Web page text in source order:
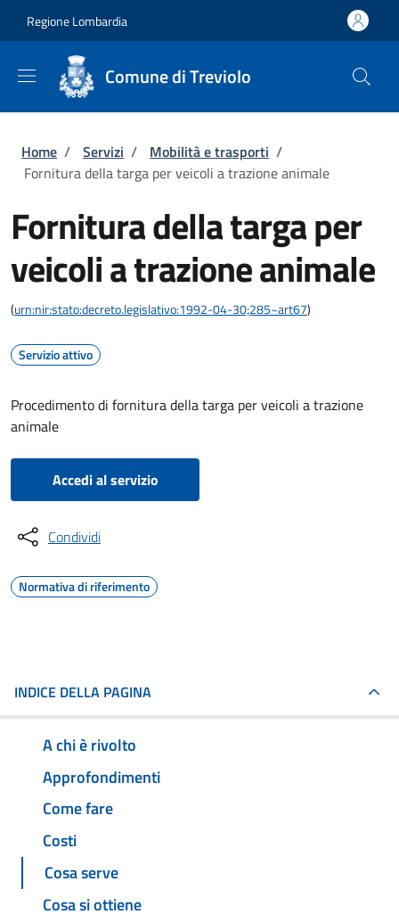
Regione Lombardia
Comune di Treviolo
Briciole di pane
Home / Servizi / Mobilità e trasporti /
Fornitura della targa per veicoli a trazione animale
Fornitura della targa per
veicoli a trazione animale
(urn:nir:stato:decreto.legislativo:1992-04-30;285~art67)
Servizio attivo
Procedimento di fornitura della targa per veicoli a trazione
animale
Accedi al servizio
Condividi
Normativa di riferimento
INDICE DELLA PAGINA
A chi è rivolto
Approfondimenti
Come fare
Costi
Cosa serve
Cosa si ottiene